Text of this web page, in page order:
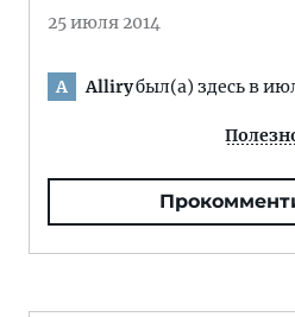
25 июля 2014
A Alliryбыл(а) здесь в